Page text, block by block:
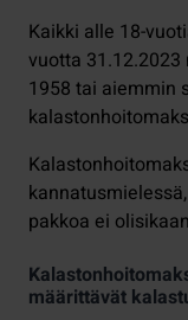
Kaikki alle 18-
vuotta
1958 tai aiemmin
pakkoa ei
määrittävät